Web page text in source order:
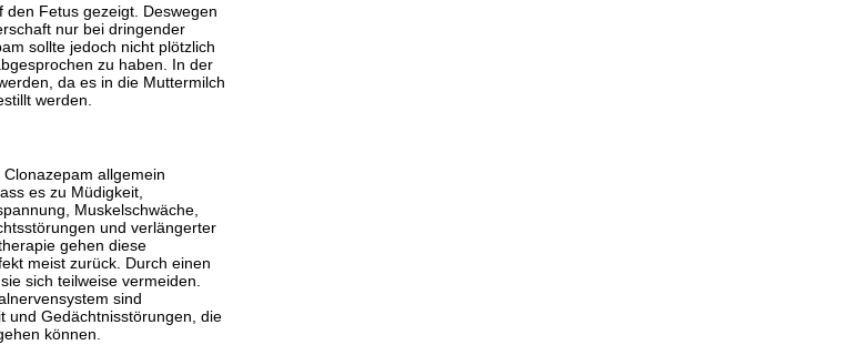
Fetus gezeigt. Deswegen
nur bei dringender
sollte jedoch nicht plötzlich
zu haben. In der
da es in die Muttermilch
werden.
allgemein
es zu Müdigkeit,
Muskelschwäche,
und verlängerter
gehen diese
meist zurück. Durch einen
sich teilweise vermeiden.
sind
und Gedächtnisstörungen, die
können.